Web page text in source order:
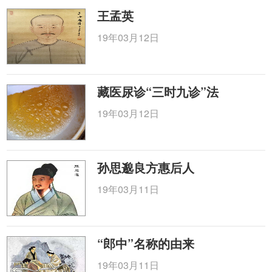
王孟英
19年03月12日
藏医尿诊“三时九诊”法
19年03月12日
孙思邈良方惠后人
19年03月11日
“郎中”名称的由来
19年03月11日